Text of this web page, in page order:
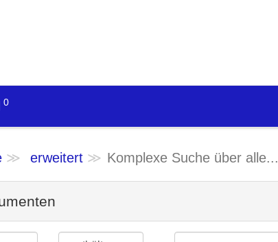
0
erweitert Komplexe Suche über alle...